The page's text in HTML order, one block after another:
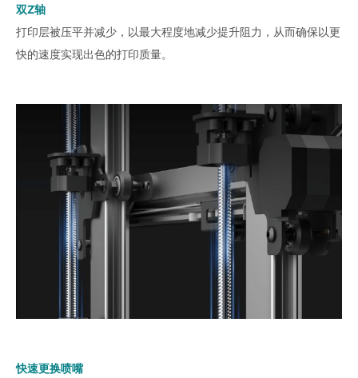
双Z轴
打印层被压平并减少，以最大程度地减少提升阻力，从而确保以更
快的速度实现出色的打印质量。
快速更换喷嘴